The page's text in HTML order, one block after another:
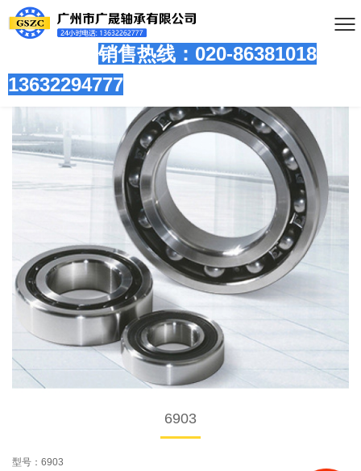
销售热线：020-86381018
13632294777
6903
型号：6903